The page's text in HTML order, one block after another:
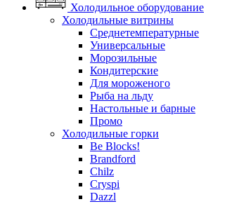
Холодильное оборудование
Холодильные витрины
Среднетемпературные
Универсальные
Морозильные
Кондитерские
Для мороженого
Рыба на льду
Настольные и барные
Промо
Холодильные горки
Be Blocks!
Brandford
Chilz
Cryspi
Dazzl